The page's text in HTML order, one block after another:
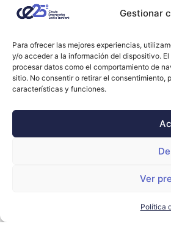
Gestionar
Para ofrecer las mejores experiencias,
y/o acceder a la información del dispositivo.
procesar datos como el comportamiento de
sitio. No consentir o retirar el consentimiento,
características y funciones.
Ver
Política